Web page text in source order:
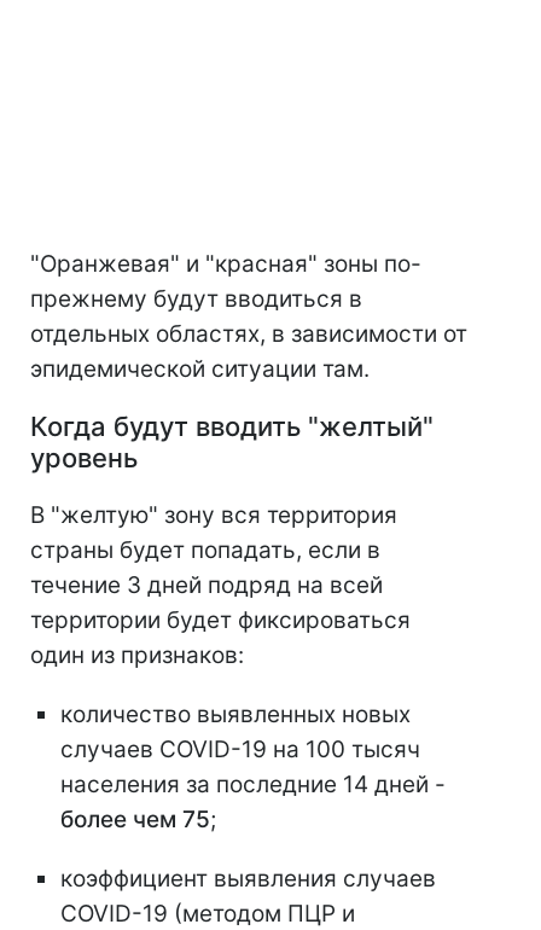
"Оранжевая" и "красная" зоны по-
прежнему будут вводиться в
отдельных областях, в зависимости от
эпидемической ситуации там.
Когда будут вводить "желтый"
уровень
В "желтую" зону вся территория
страны будет попадать, если в
течение 3 дней подряд на всей
территории будет фиксироваться
один из признаков:
количество выявленных новых
случаев COVID-19 на 100 тысяч
населения за последние 14 дней -
более чем 75;
коэффициент выявления случаев
COVID-19 (методом ПЦР и